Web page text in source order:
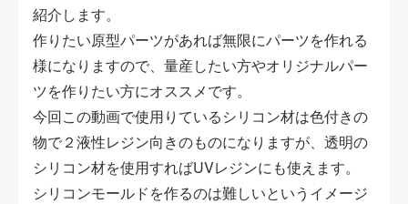
紹介します。
作りたい原型パーツがあれば無限にパーツを作れる
様になりますので、量産したい方やオリジナルパー
ツを作りたい方にオススメです。
今回この動画で使用りているシリコン材は色付きの
物で２液性レジン向きのものになりますが、透明の
シリコン材を使用すればUVレジンにも使えます。
シリコンモールドを作るのは難しいというイメージ